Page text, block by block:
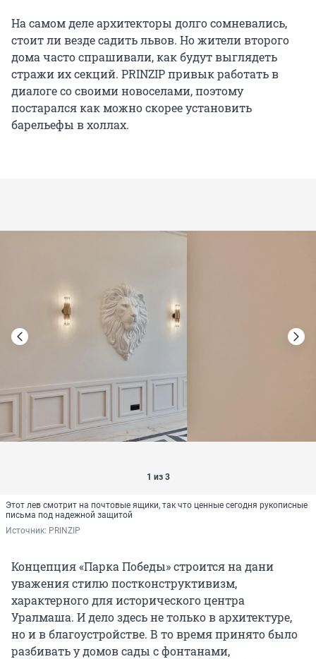
На самом деле архитекторы долго сомневались,
стоит ли везде садить львов. Но жители второго
дома часто спрашивали, как будут выглядеть
стражи их секций. PRINZIP привык работать в
диалоге со своими новоселами, поэтому
постарался как можно скорее установить
барельефы в холлах.
1 из 3
Этот лев смотрит на почтовые ящики, так что ценные сегодня рукописные
письма под надежной защитой
Источник: PRINZIP
Концепция «Парка Победы» строится на дани
уважения стилю постконструктивизм,
характерного для исторического центра
Уралмаша. И дело здесь не только в архитектуре,
но и в благоустройстве. В то время принято было
разбивать у домов сады с фонтанами,